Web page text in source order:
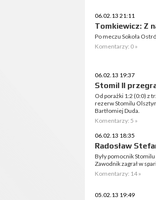
06.02.13 21:11
Tomkiewicz: Z
Po meczu Sokoła
Komentarzy: 0 »
06.02.13 19:37
Stomil II
Od porażki 1:2 (0:0) z
rezerw Stomilu
Bartłomiej Duda.
Komentarzy: 5 »
06.02.13 18:35
Radosław
Były pomocnik
Zawodnik zagrał w
Komentarzy: 14 »
05.02.13 19:49